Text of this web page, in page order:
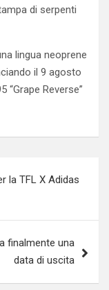
di serpenti
lingua neoprene
il 9 agosto
“Grape Reverse”
la TFL X Adidas
finalmente una
data di uscita